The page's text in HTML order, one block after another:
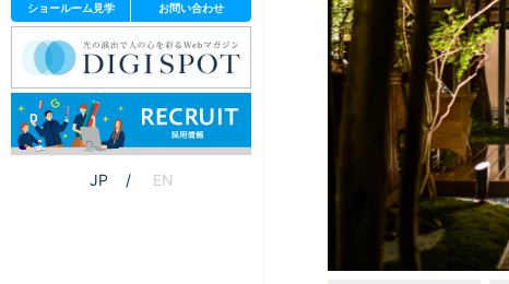
ショールーム見学 お問い合わせ
JP EN